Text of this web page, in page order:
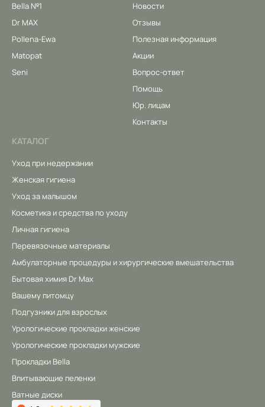
Bella №1
Dr MAX
Pollena-Ewa
Matopat
Seni
Новости
Отзывы
Полезная информация
Акции
Вопрос-ответ
Помощь
Юр. лицам
Контакты
КАТАЛОГ
Уход при недержании
Женская гигиена
Уход за малышом
Косметика и средства по уходу
Личная гигиена
Перевязочные материалы
Амбулаторные процедуры и хирургические вмешательства
Бытовая химия Dr Max
Вашему питомцу
Подгузники для взрослых
Урологические прокладки женские
Урологические прокладки мужские
Прокладки Bella
Впитывающие пеленки
Ватные диски